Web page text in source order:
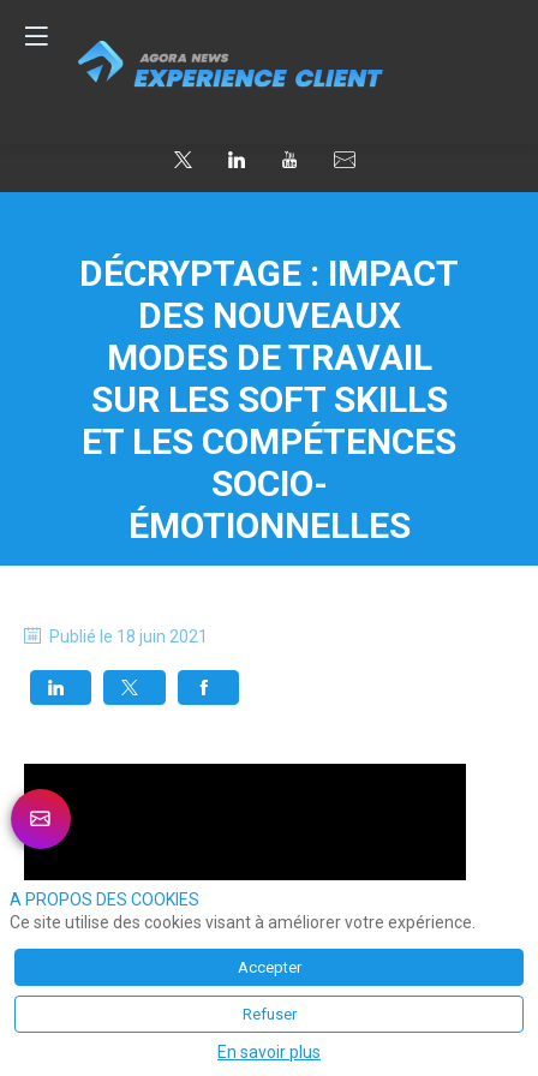
DÉCRYPTAGE : IMPACT
DES NOUVEAUX
MODES DE TRAVAIL
SUR LES SOFT SKILLS
ET LES COMPÉTENCES
SOCIO-
ÉMOTIONNELLES
Publié le 18 juin 2021
A PROPOS DES COOKIES
Ce site utilise des cookies visant à améliorer votre expérience.
Accepter
Refuser
En savoir plus